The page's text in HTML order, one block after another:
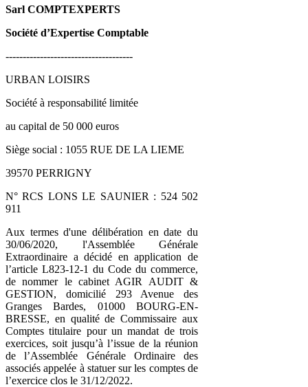
Sarl COMPTEXPERTS
Société d’Expertise Comptable
-------------------------------------
URBAN LOISIRS
Société à responsabilité limitée
au capital de 50 000 euros
Siège social : 1055 RUE DE LA LIEME
39570 PERRIGNY
N° RCS LONS LE SAUNIER : 524 502
911
Aux termes d'une délibération en date du
30/06/2020, l'Assemblée Générale
Extraordinaire a décidé en application de
l’article L823-12-1 du Code du commerce,
de nommer le cabinet AGIR AUDIT &
GESTION, domicilié 293 Avenue des
Granges Bardes, 01000 BOURG-EN-
BRESSE, en qualité de Commissaire aux
Comptes titulaire pour un mandat de trois
exercices, soit jusqu’à l’issue de la réunion
de l’Assemblée Générale Ordinaire des
associés appelée à statuer sur les comptes de
l’exercice clos le 31/12/2022.